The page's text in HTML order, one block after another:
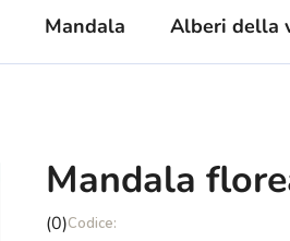
Mandala Alberi della
Mandala
La
(0)